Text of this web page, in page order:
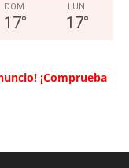
DOM
17°
LUN
17°
¡Comprueba